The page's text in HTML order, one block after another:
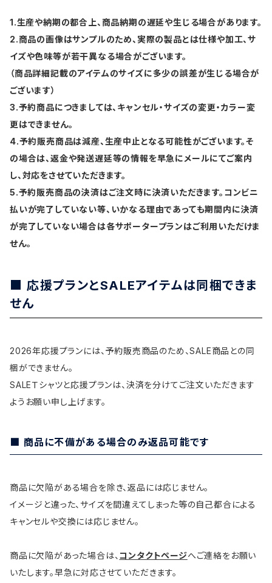
1.生産や納期の都合上、商品納期の遅延や生じる場合があります。
2.商品の画像はサンプルのため、実際の製品とは仕様や加工、サ
イズや色味等が若干異なる場合がございます。
（商品詳細記載のアイテムのサイズに多少の誤差が生じる場合が
ございます）
3.予約商品につきましては、キャンセル・サイズの変更・カラー変
更はできません。
4.予約販売商品は減産、生産中止となる可能性がございます。そ
の場合は、返金や発送遅延等の情報を早急にメールにてご案内
し、対応をさせていただきます。
5.予約販売商品の決済はご注文時に決済いただきます。コンビニ
払いが完了していない等、いかなる理由であっても期間内に決済
が完了していない場合は各サポータープランはご利用いただけま
せん。
■ 応援プランとSALEアイテムは同梱できま
せん
2026年応援プランには、予約販売商品のため、SALE商品との同
梱ができません。
SALEＴシャツと応援プランは、決済を分けてご注文いただきます
ようお願い申し上げます。
■ 商品に不備がある場合のみ返品可能です
商品に欠陥がある場合を除き、返品には応じません。
イメージと違った、サイズを間違えてしまった等の自己都合による
キャンセルや交換には応じません。
商品に欠陥があった場合は、 コンタクトページへご連絡をお願い
いたします。早急に対応させていただきます。